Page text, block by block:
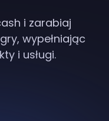
i zarabiaj
wypełniając
i usługi.